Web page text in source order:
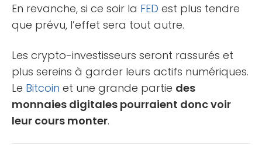
En revanche, si ce soir la FED est plus tendre
que prévu, l’effet sera tout autre.
Les crypto-investisseurs seront rassurés et
plus sereins à garder leurs actifs numériques.
Le Bitcoin et une grande partie des
monnaies digitales pourraient donc voir
leur cours monter.